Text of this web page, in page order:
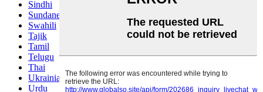
Sindhi
Sundanese
Swahili
Tajik
Tamil
Telugu
Thai
Ukrainian
Urdu